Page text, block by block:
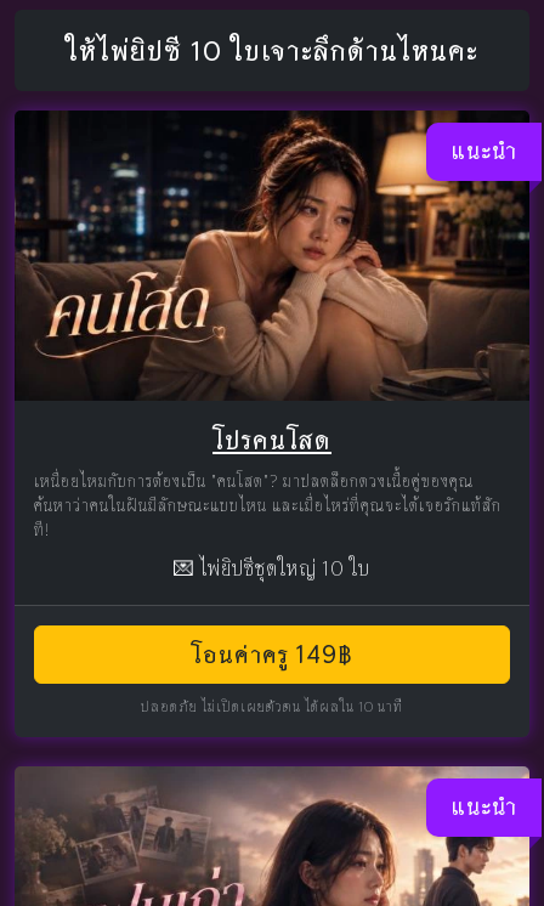
ให้ไพ่ยิปซี 10 ใบเจาะลึกด้านไหนคะ
แนะนำ
โปรคนโสด
เหนื่อยไหมกับการต้องเป็น "คนโสด"? มาปลดล็อกดวงเนื้อคู่ของคุณ
ค้นหาว่าคนในฝันมีลักษณะแบบไหน และเมื่อไหร่ที่คุณจะได้เจอรักแท้สัก
ที!
💌 ไพ่ยิปซีชุดใหญ่ 10 ใบ
โอนค่าครู 149฿
ปลอดภัย ไม่เปิดเผยตัวตน ได้ผลใน 10 นาที
แนะนำ